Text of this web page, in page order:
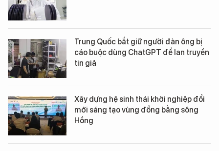
Trung Quốc bắt giữ người đàn ông bị
cáo buộc dùng ChatGPT để lan truyền
tin giả
Xây dựng hệ sinh thái khởi nghiệp đổi
mới sáng tạo vùng đồng bằng sông
Hồng